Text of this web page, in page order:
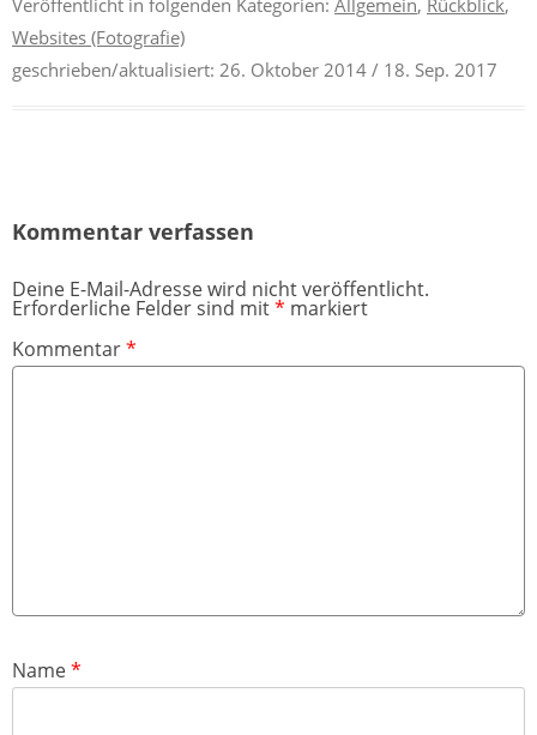
Websites (Fotografie)
geschrieben/aktualisiert: 26. Oktober 2014 / 18. Sep. 2017
Kommentar verfassen
Deine E-Mail-Adresse wird nicht veröffentlicht.
Erforderliche Felder sind mit* markiert
Kommentar*
Name*